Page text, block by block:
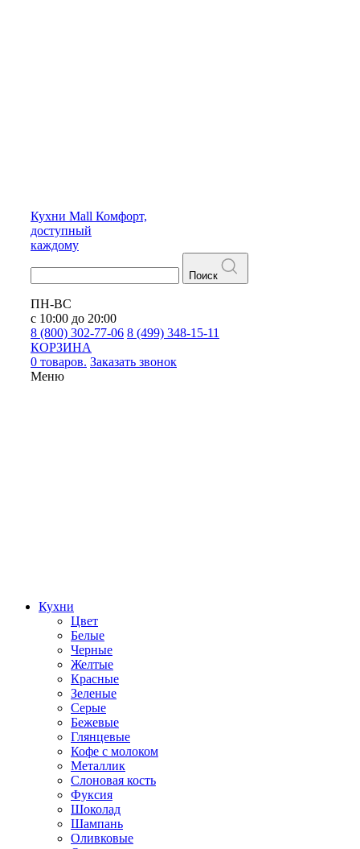
Кухни Mall Комфорт,
доступный
каждому
Поиск
ПН-ВС
с 10:00 до 20:00
8 (800) 302-77-06 8 (499) 348-15-11
КОРЗИНА
0 товаров. Заказать звонок
Меню
Кухни
Цвет
Белые
Черные
Желтые
Красные
Зеленые
Серые
Бежевые
Глянцевые
Кофе с молоком
Металлик
Слоновая кость
Фуксия
Шоколад
Шампань
Оливковые